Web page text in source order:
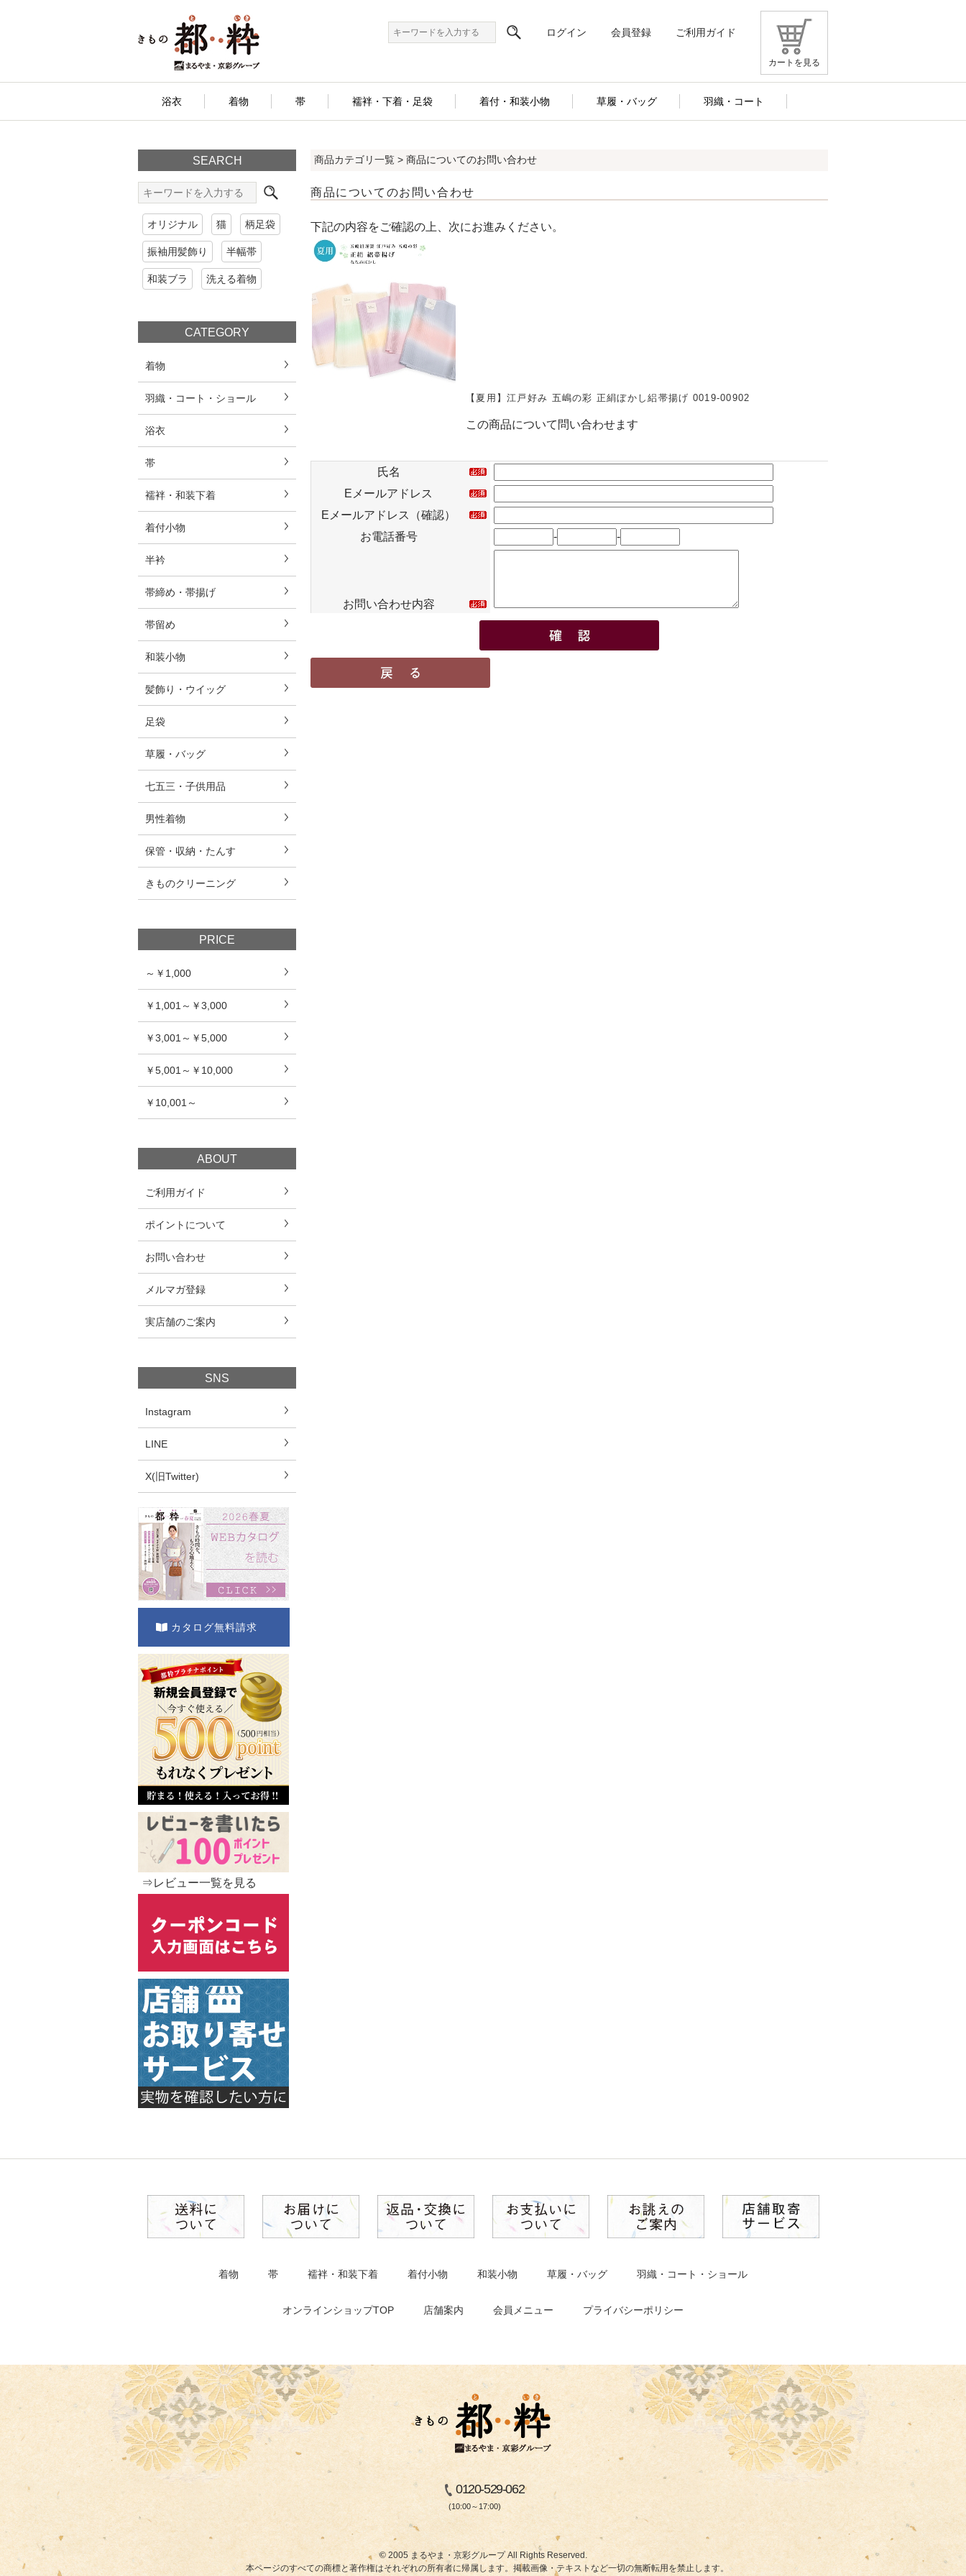
カートを見る
ログイン 会員登録 ご利用ガイド
浴衣 着物 帯 襦袢・下着・足袋 着付・和装小物 草履・バッグ 羽織・コート
SEARCH
オリジナル 猫 柄足袋
振袖用髪飾り 半幅帯
和装ブラ 洗える着物
CATEGORY
着物
羽織・コート・ショール
浴衣
帯
襦袢・和装下着
着付小物
半衿
帯締め・帯揚げ
帯留め
和装小物
髪飾り・ウイッグ
足袋
草履・バッグ
七五三・子供用品
男性着物
保管・収納・たんす
きものクリーニング
PRICE
～￥1,000
￥1,001～￥3,000
￥3,001～￥5,000
￥5,001～￥10,000
￥10,001～
ABOUT
ご利用ガイド
ポイントについて
お問い合わせ
メルマガ登録
実店舗のご案内
SNS
Instagram
LINE
X(旧Twitter)
カタログ無料請求
⇒レビュー一覧を見る
商品カテゴリ一覧 > 商品についてのお問い合わせ
商品についてのお問い合わせ
下記の内容をご確認の上、次にお進みください。
【夏用】江戸好み 五嶋の彩 正絹ぼかし絽帯揚げ 0019-00902
この商品について問い合わせます
氏名
Eメールアドレス
Eメールアドレス（確認）
お電話番号
- -
お問い合わせ内容
着物 帯 襦袢・和装下着 着付小物 和装小物 草履・バッグ 羽織・コート・ショール
オンラインショップTOP 店舗案内 会員メニュー プライバシーポリシー
0120-529-062
(10:00～17:00)
© 2005 まるやま・京彩グループ All Rights Reserved.
本ページのすべての商標と著作権はそれぞれの所有者に帰属します。掲載画像・テキストなど一切の無断転用を禁止します。